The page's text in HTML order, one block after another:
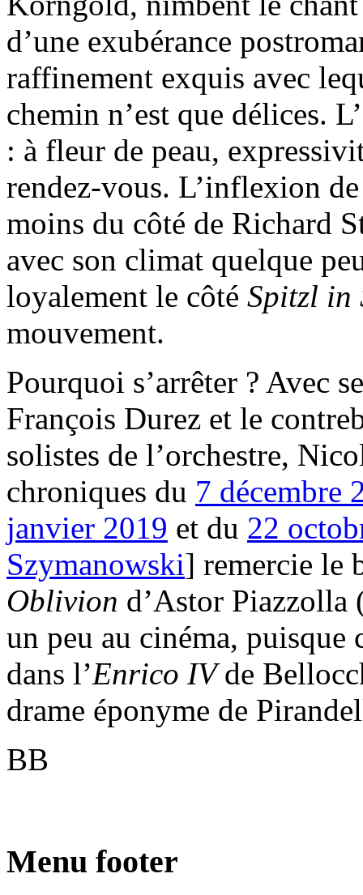
d’une exubérance
raffinement exquis avec
chemin n’est que délices.
: à fleur de peau,
rendez-vous. L’inflexion
moins du côté de Richard
avec son climat quelque
loyalement le côté Spitzl in
mouvement.
Pourquoi s’arrêter ? Avec
François Durez et le
solistes de l’orchestre,
chroniques du 7 décembre
janvier 2019 et du 22
Szymanowski] remercie le
Oblivion d’Astor Piazzolla
un peu au cinéma, puisque
dans l’Enrico IVde
drame éponyme de
BB
Menu footer